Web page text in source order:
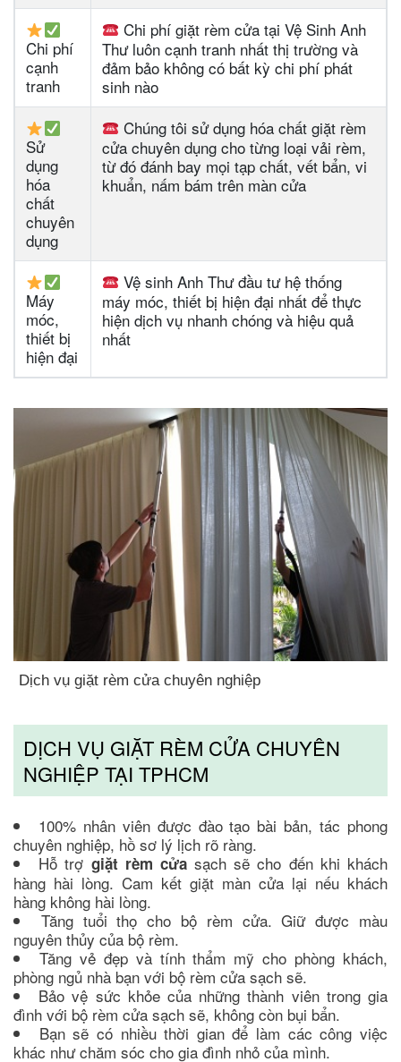
Chi phí
cạnh
tranh
Chi phí giặt rèm cửa tại Vệ Sinh Anh
Thư luôn cạnh tranh nhất thị trường và
đảm bảo không có bất kỳ chi phí phát
sinh nào
Sử
dụng
hóa
chất
chuyên
dụng
Chúng tôi sử dụng hóa chất giặt rèm
cửa chuyên dụng cho từng loại vải rèm,
từ đó đánh bay mọi tạp chất, vết bẩn, vi
khuẩn, nấm bám trên màn cửa
Máy
móc,
thiết bị
hiện đại
Vệ sinh Anh Thư đầu tư hệ thống
máy móc, thiết bị hiện đại nhất để thực
hiện dịch vụ nhanh chóng và hiệu quả
nhất
Dịch vụ giặt rèm cửa chuyên nghiệp
DỊCH VỤ GIẶT RÈM CỬA CHUYÊN
NGHIỆP TẠI TPHCM
100% nhân viên được đào tạo bài bản, tác phong
chuyên nghiệp, hồ sơ lý lịch rõ ràng.
Hỗ trợ giặt rèm cửasạch sẽ cho đến khi khách
hàng hài lòng. Cam kết giặt màn cửa lại nếu khách
hàng không hài lòng.
Tăng tuổi thọ cho bộ rèm cửa. Giữ được màu
nguyên thủy của bộ rèm.
Tăng vẻ đẹp và tính thẩm mỹ cho phòng khách,
phòng ngủ nhà bạn với bộ rèm cửa sạch sẽ.
Bảo vệ sức khỏe của những thành viên trong gia
đình với bộ rèm cửa sạch sẽ, không còn bụi bẩn.
Bạn sẽ có nhiều thời gian để làm các công việc
khác như chăm sóc cho gia đình nhỏ của mình.